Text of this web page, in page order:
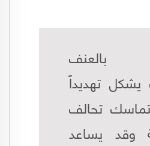
بالعنف
يشكل تهديداً
تحالف
وقد يساعد